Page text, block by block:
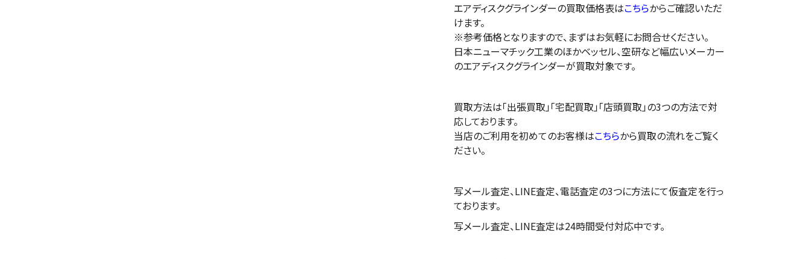
エアディスクグラインダーの買取価格表はこちらからご確認いただ
けます。
※参考価格となりますので、まずはお気軽にお問合せください。
日本ニューマチック工業のほかベッセル、空研など幅広いメーカー
のエアディスクグラインダーが買取対象です。
買取方法は「出張買取」「宅配買取」「店頭買取」の3つの方法で対
応しております。
当店のご利用を初めてのお客様はこちらから買取の流れをご覧く
ださい。
写メール査定、LINE査定、電話査定の3つに方法にて仮査定を行っ
ております。
写メール査定、LINE査定は24時間受付対応中です。